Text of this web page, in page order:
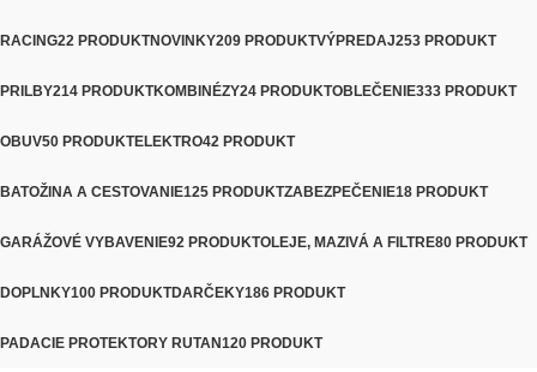
RACING22 PRODUKTNOVINKY209 PRODUKTVÝPREDAJ253 PRODUKT
PRILBY214 PRODUKTKOMBINÉZY24 PRODUKTOBLEČENIE333 PRODUKT
OBUV50 PRODUKTELEKTRO42 PRODUKT
BATOŽINA A CESTOVANIE125 PRODUKTZABEZPEČENIE18 PRODUKT
GARÁŽOVÉ VYBAVENIE92 PRODUKTOLEJE, MAZIVÁ A FILTRE80 PRODUKT
DOPLNKY100 PRODUKTDARČEKY186 PRODUKT
PADACIE PROTEKTORY RUTAN120 PRODUKT